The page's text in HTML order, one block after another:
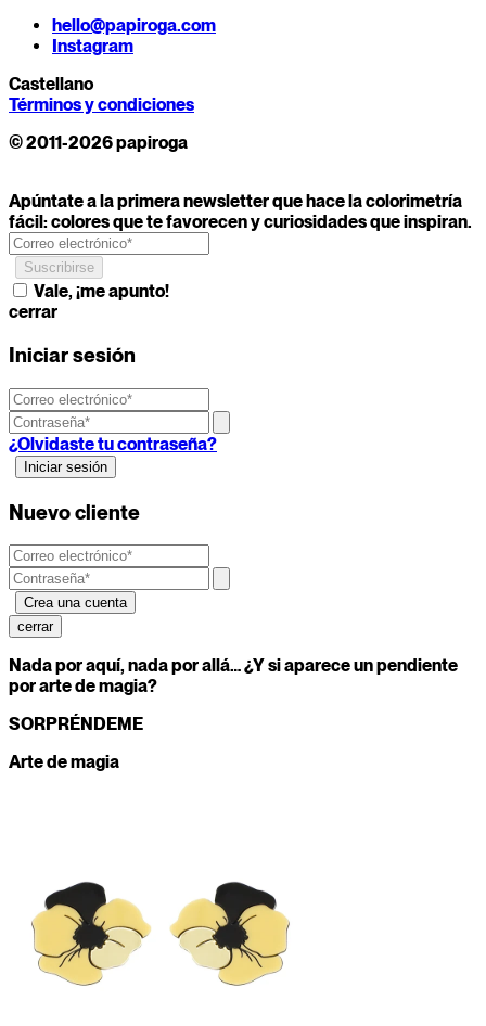
hello@papiroga.com
Instagram
Castellano
Términos y condiciones
© 2011-2026 papiroga
Apúntate a la primera newsletter que hace la colorimetría
fácil: colores que te favorecen y curiosidades que inspiran.
Vale, ¡me apunto!
cerrar
Iniciar sesión
¿Olvidaste tu contraseña?
Nuevo cliente
cerrar
Nada por aquí, nada por allá… ¿Y si aparece un pendiente
por arte de magia?
SORPRÉNDEME
Arte de magia